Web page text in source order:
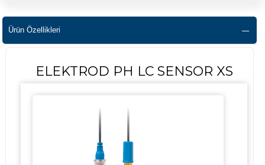
Ürün Özellikleri
ELEKTROD PH LC SENSOR XS